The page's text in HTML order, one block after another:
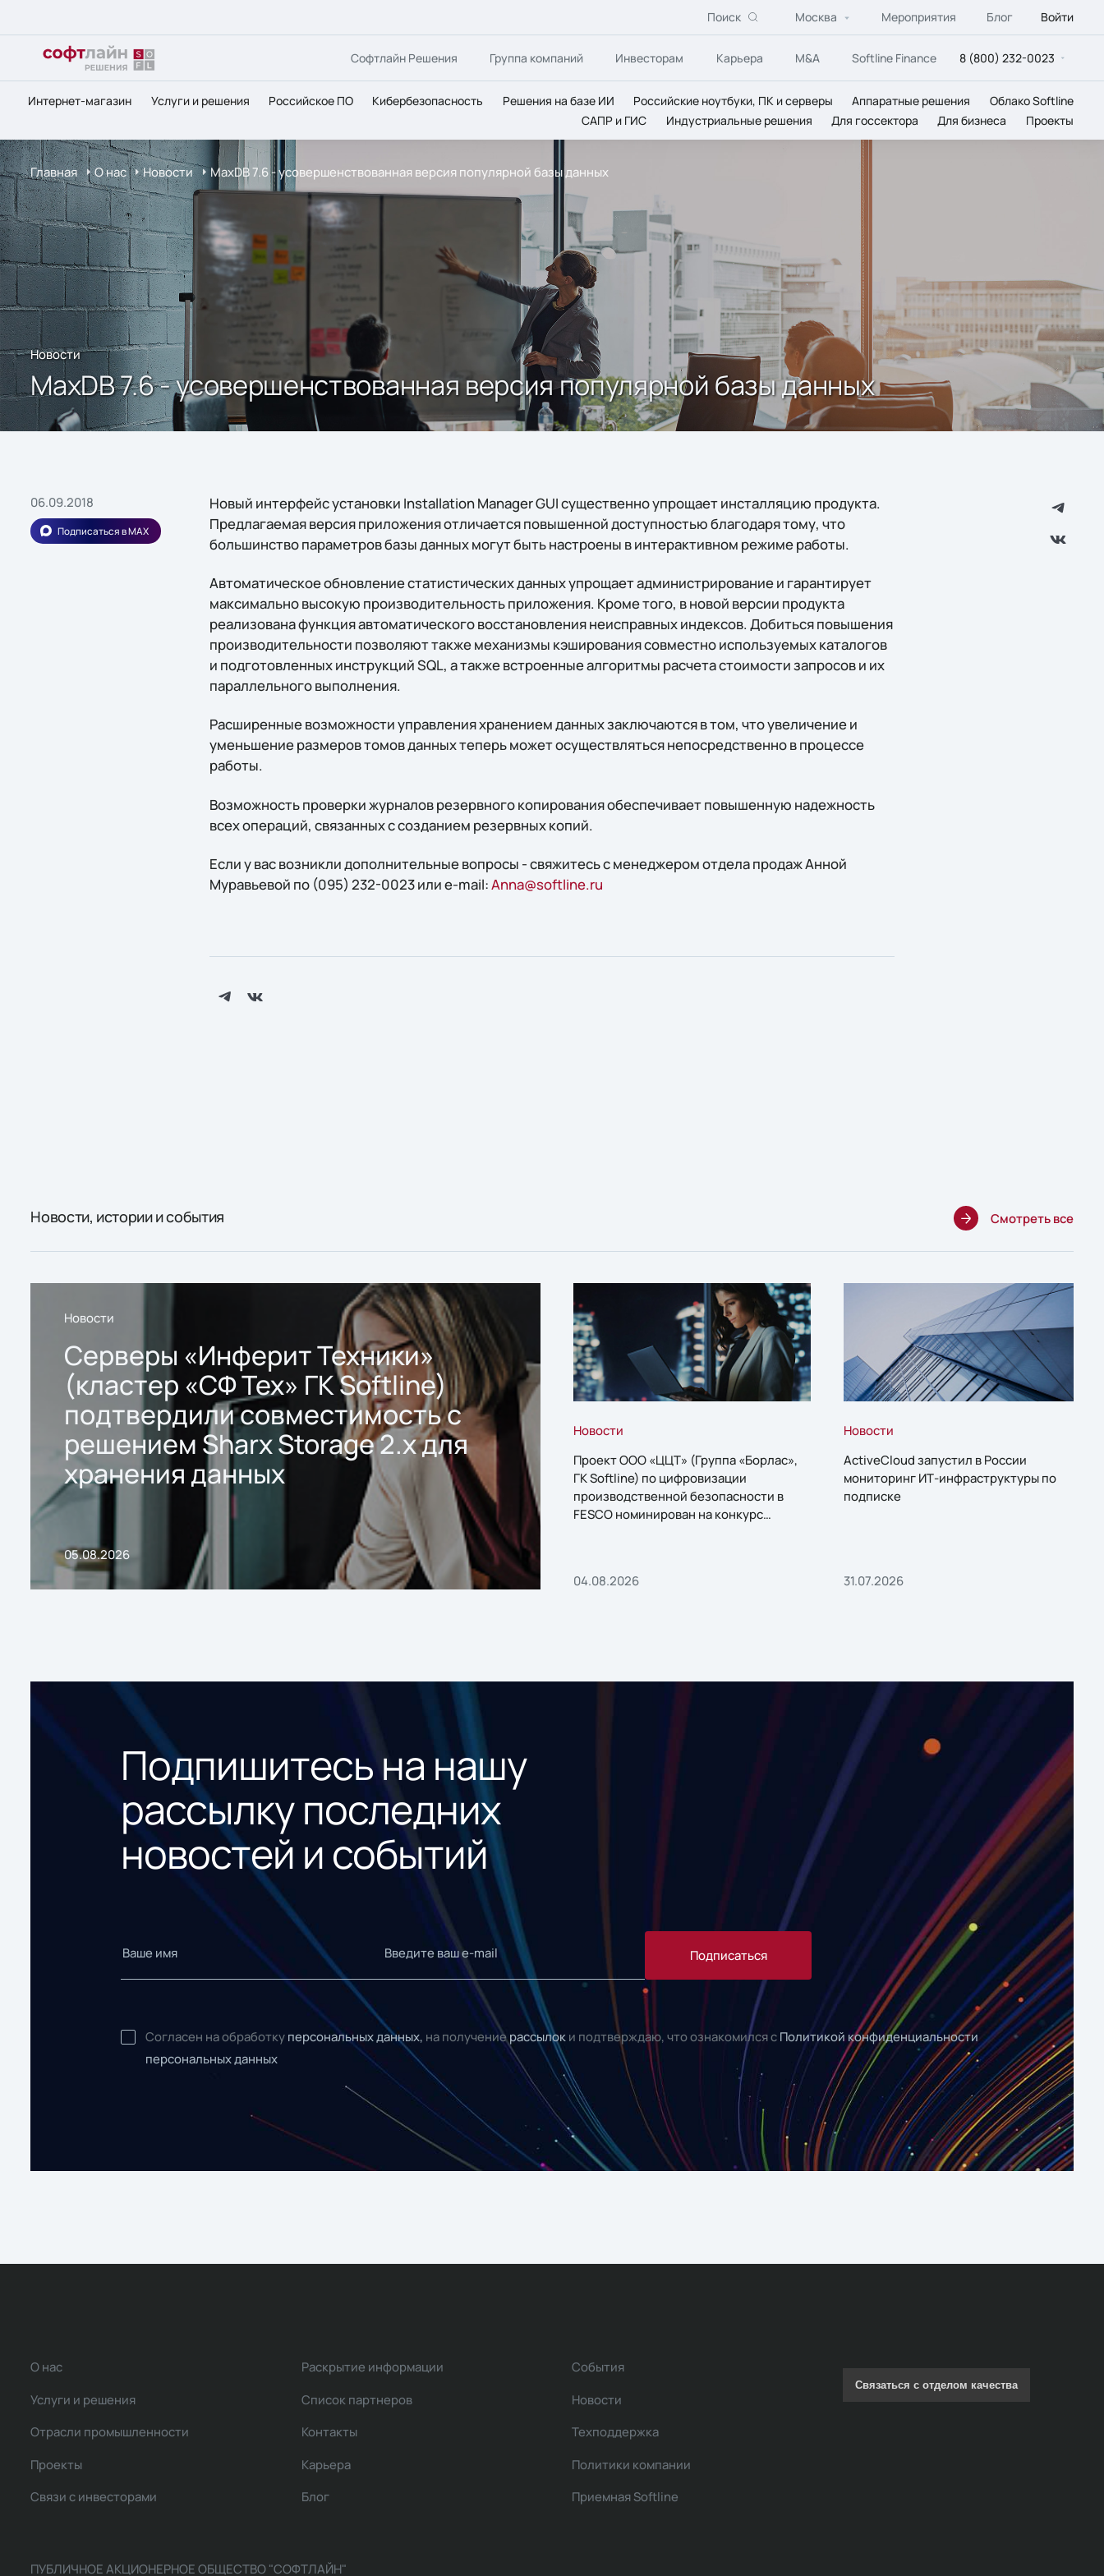
Поиск Москва Мероприятия Блог Войти
Софтлайн Решения Группа компаний Инвесторам Карьера M&A Softline Finance 8 (800) 232-0023
Интернет-магазин Услуги и решения Российское ПО Кибербезопасность Решения на базе ИИ Российские ноутбуки, ПК и серверы Аппаратные решения
Облако Softline
САПР и ГИС
Индустриальные решения Для госсектора Для бизнеса Проекты
Главная О нас Новости MaxDB 7.6 - усовершенствованная версия популярной базы данных
Новости
MaxDB 7.6 - усовершенствованная версия популярной базы данных
06.09.2018
Подписаться в MAX
Новый интерфейс установки Installation Manager GUI существенно упрощает инсталляцию продукта.
Предлагаемая версия приложения отличается повышенной доступностью благодаря тому, что
большинство параметров базы данных могут быть настроены в интерактивном режиме работы.
Автоматическое обновление статистических данных упрощает администрирование и гарантирует
максимально высокую производительность приложения. Кроме того, в новой версии продукта
реализована функция автоматического восстановления неисправных индексов. Добиться повышения
производительности позволяют также механизмы кэширования совместно используемых каталогов
и подготовленных инструкций SQL, а также встроенные алгоритмы расчета стоимости запросов и их
параллельного выполнения.
Расширенные возможности управления хранением данных заключаются в том, что увеличение и
уменьшение размеров томов данных теперь может осуществляться непосредственно в процессе
работы.
Возможность проверки журналов резервного копирования обеспечивает повышенную надежность
всех операций, связанных с созданием резервных копий.
Если у вас возникли дополнительные вопросы - свяжитесь с менеджером отдела продаж Анной
Муравьевой по (095) 232-0023 или e-mail:Anna@softline.ru
Новости, истории и события Смотреть все
Новости
Серверы «Инферит Техники»
(кластер «СФ Тех» ГК Softline)
подтвердили совместимость с
решением Sharx Storage 2.x для
хранения данных
05.08.2026
Новости
Проект ООО «ЦЦТ» (Группа «Борлас»,
ГК Softline) по цифровизации
производственной безопасности в
FESCO номинирован на конкурс
04.08.2026
Новости
ActiveCloud запустил в России
мониторинг ИТ-инфраструктуры по
подписке
31.07.2026
Подпишитесь на нашу
рассылку последних
новостей и событий
Подписаться
Согласен на обработку персональных данных, на получениерассылок и подтверждаю, что ознакомился с Политикой конфиденциальности
персональных данных
О нас
Услуги и решения
Отрасли промышленности
Проекты
Связи с инвесторами
Раскрытие информации
Список партнеров
Контакты
Карьера
Блог
События
Новости
Техподдержка
Политики компании
Приемная Softline
Связаться с отделом качества
ПУБЛИЧНОЕ АКЦИОНЕРНОЕ ОБЩЕСТВО "СОФТЛАЙН"